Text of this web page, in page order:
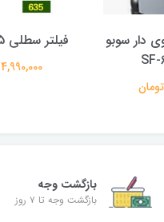
دار سوبو
فیلتر سطلی 625 تکنیک
4,990,000 تومان
بازگشت وجه
بازگشت وجه تا ۷ روز